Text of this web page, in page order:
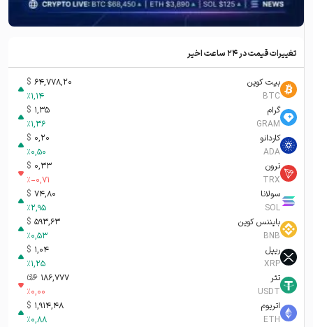
تغییرات قیمت در ۲۴ ساعت اخیر
بیت کوین
BTC
64,778,20
$
%1,14
گرام
GRAM
1,35
$
%1,36
کاردانو
ADA
0,20
$
%0,50
ترون
TRX
0,33
$
%-0,71
سولانا
SOL
74,80
$
%2,95
بایننس کوین
BNB
593,63
$
%0,53
ریپل
XRP
1,04
$
%1,25
تتر
USDT
186,777 تومان-ء
%0,00
اتریوم
ETH
1,914,48
$
%0,88